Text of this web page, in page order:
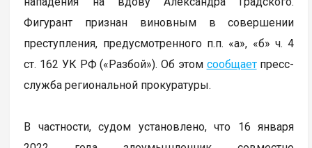
Фигурант признан виновным в совершении
преступления, предусмотренного п.п. «а», «б» ч. 4
ст. 162 УК РФ («Разбой»). Об этом сообщаетпресс-
служба региональной прокуратуры.
В частности, судом установлено, что 16 января